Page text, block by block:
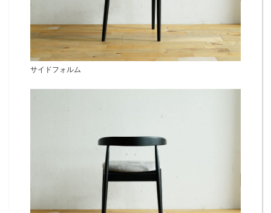
サイドフォルム